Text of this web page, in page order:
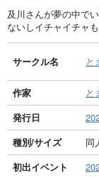
及川さんが夢の中で
ないしイチャイチャ
サークル名 と
作家
と
発行日
種別/サイズ
同
初出イベント